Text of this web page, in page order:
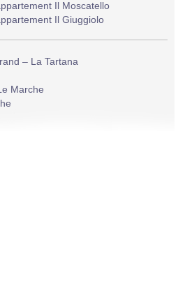
Il Moscatello
Il Giuggiolo
– La Tartana
Marche